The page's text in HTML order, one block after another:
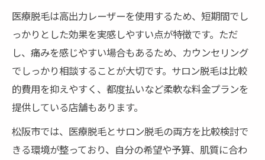
医療脱毛は高出力レーザーを使用するため、短期間でし
っかりとした効果を実感しやすい点が特徴です。ただ
し、痛みを感じやすい場合もあるため、カウンセリング
でしっかり相談することが大切です。サロン脱毛は比較
的費用を抑えやすく、都度払いなど柔軟な料金プランを
提供している店舗もあります。
松阪市では、医療脱毛とサロン脱毛の両方を比較検討で
きる環境が整っており、自分の希望や予算、肌質に合わ